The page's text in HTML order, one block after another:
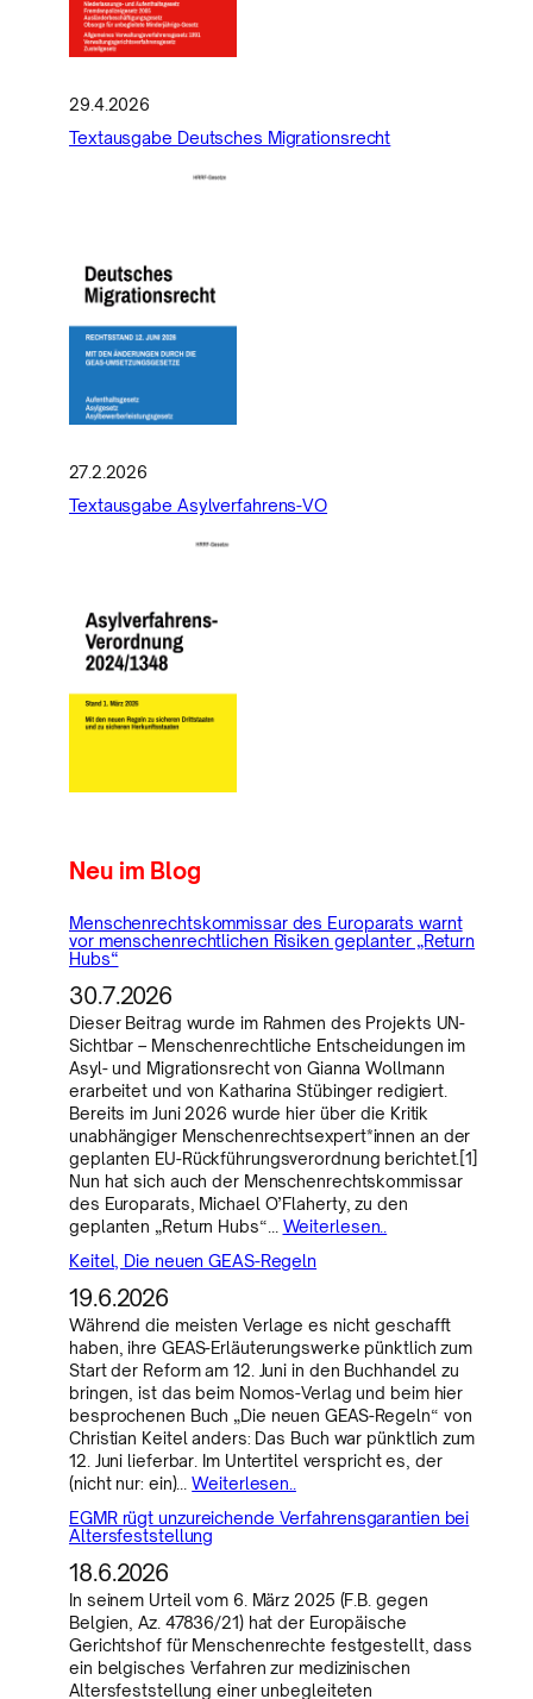
29.4.2026
Textausgabe Deutsches Migrationsrecht
27.2.2026
Textausgabe Asylverfahrens-VO
Neu im Blog
Menschenrechtskommissar des Europarats warnt
vor menschenrechtlichen Risiken geplanter „Return
Hubs“
30.7.2026
Dieser Beitrag wurde im Rahmen des Projekts UN-
Sichtbar – Menschenrechtliche Entscheidungen im
Asyl- und Migrationsrecht von Gianna Wollmann
erarbeitet und von Katharina Stübinger redigiert.
Bereits im Juni 2026 wurde hier über die Kritik
unabhängiger Menschenrechtsexpert*innen an der
geplanten EU-Rückführungsverordnung berichtet.[1]
Nun hat sich auch der Menschenrechtskommissar
des Europarats, Michael O’Flaherty, zu den
geplanten „Return Hubs“… Weiterlesen..
Keitel, Die neuen GEAS-Regeln
19.6.2026
Während die meisten Verlage es nicht geschafft
haben, ihre GEAS-Erläuterungswerke pünktlich zum
Start der Reform am 12. Juni in den Buchhandel zu
bringen, ist das beim Nomos-Verlag und beim hier
besprochenen Buch „Die neuen GEAS-Regeln“ von
Christian Keitel anders: Das Buch war pünktlich zum
12. Juni lieferbar. Im Untertitel verspricht es, der
(nicht nur: ein)…Weiterlesen..
EGMR rügt unzureichende Verfahrensgarantien bei
Altersfeststellung
18.6.2026
In seinem Urteil vom 6. März 2025 (F.B. gegen
Belgien, Az. 47836/21) hat der Europäische
Gerichtshof für Menschenrechte festgestellt, dass
ein belgisches Verfahren zur medizinischen
Altersfeststellung einer unbegleiteten